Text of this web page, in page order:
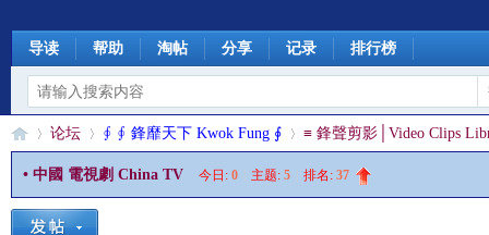
导读 帮助 淘帖 分享 记录 排行榜
»
论坛
›
∮ ∮ 鋒靡天下 Kwok Fung ∮ ≡ 鋒聲剪影│Video Clips
• 中國 電視劇 China TV 今日: 0 主题: 5 排名: 37